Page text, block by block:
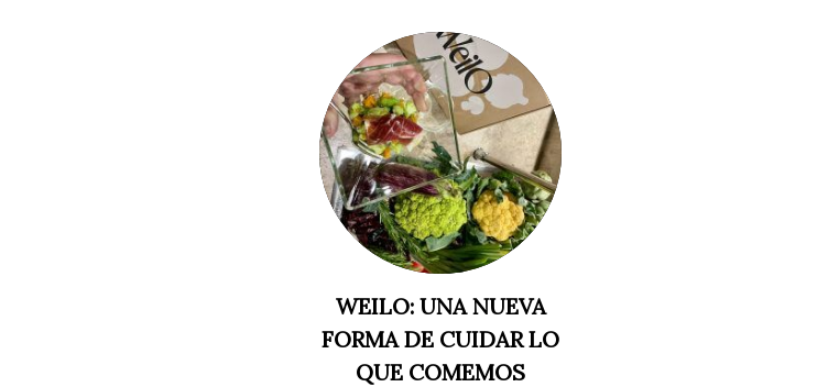
WEILO: UNA NUEVA
FORMA DE CUIDAR LO
QUE COMEMOS